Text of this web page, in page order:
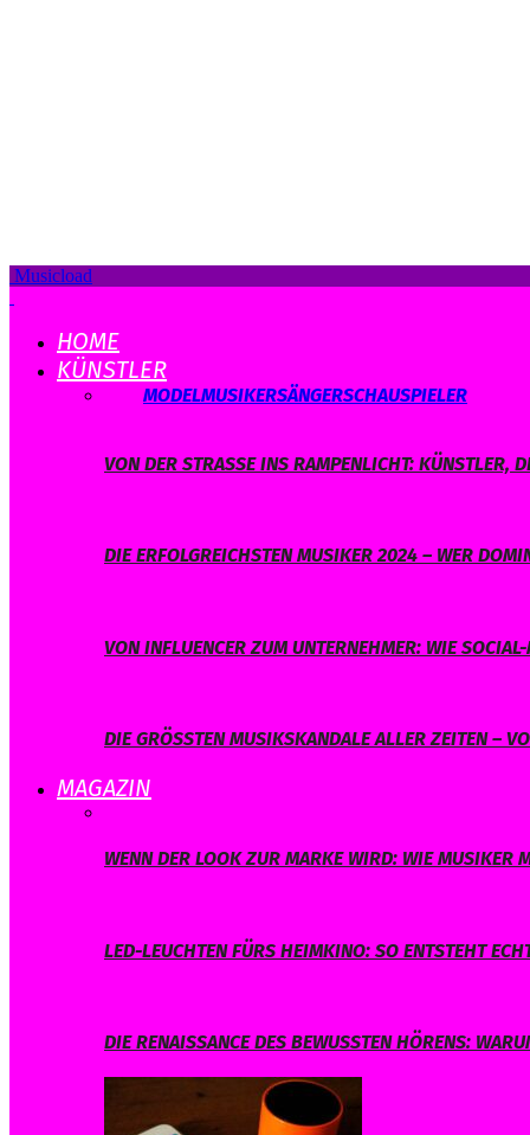
Musicload
HOME
KÜNSTLER
MODELMUSIKERSÄNGERSCHAUSPIELER
VON DER STRASSE INS RAMPENLICHT: KÜNSTLER,
DIE ERFOLGREICHSTEN MUSIKER 2024 – WER
VON INFLUENCER ZUM UNTERNEHMER: WIE
DIE GRÖSSTEN MUSIKSKANDALE ALLER ZEITEN –
MAGAZIN
WENN DER LOOK ZUR MARKE WIRD: WIE MUSIKER
LED-LEUCHTEN FÜRS HEIMKINO: SO ENTSTEHT
DIE RENAISSANCE DES BEWUSSTEN HÖRENS: